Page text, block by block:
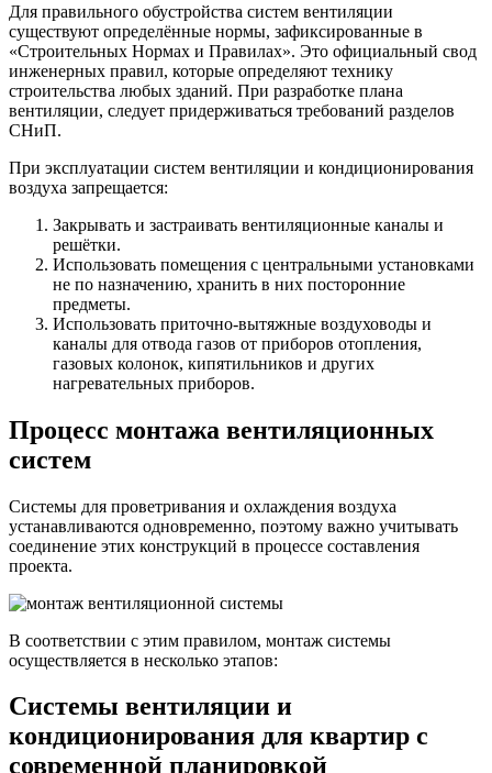
Для правильного обустройства систем вентиляции
существуют определённые нормы, зафиксированные в
«Строительных Нормах и Правилах». Это официальный свод
инженерных правил, которые определяют технику
строительства любых зданий. При разработке плана
вентиляции, следует придерживаться требований разделов
СНиП.
При эксплуатации систем вентиляции и кондиционирования
воздуха запрещается:
Закрывать и застраивать вентиляционные каналы и
решётки.
Использовать помещения с центральными установками
не по назначению, хранить в них посторонние
предметы.
Использовать приточно-вытяжные воздуховоды и
каналы для отвода газов от приборов отопления,
газовых колонок, кипятильников и других
нагревательных приборов.
Процесс монтажа вентиляционных
систем
Системы для проветривания и охлаждения воздуха
устанавливаются одновременно, поэтому важно учитывать
соединение этих конструкций в процессе составления
проекта.
В соответствии с этим правилом, монтаж системы
осуществляется в несколько этапов:
Системы вентиляции и
кондиционирования для квартир с
современной планировкой